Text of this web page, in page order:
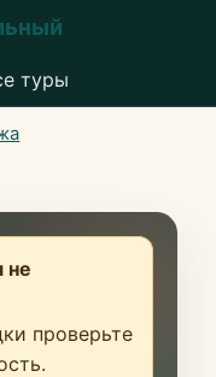
туры
не
проверьте